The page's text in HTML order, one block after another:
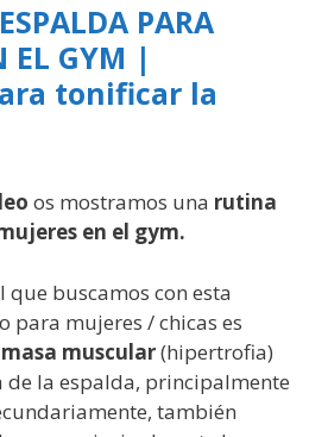
PARA
EL GYM |
tonificar la
os mostramos una rutina
en el gym.
que buscamos con esta
para mujeres / chicas es
muscular(hipertrofia)
la espalda, principalmente
también